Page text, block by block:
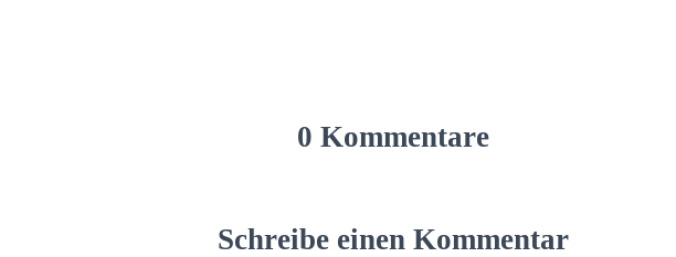
0 Kommentare
Schreibe einen Kommentar